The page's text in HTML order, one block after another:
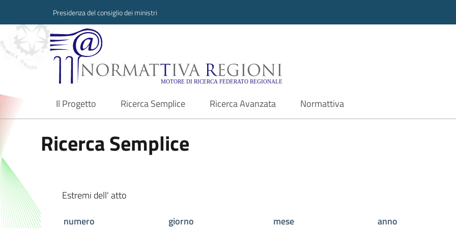
Presidenza del consiglio dei ministri
Normattiva Regioni - Motore di ricerca
Il Progetto
current Ricerca Semplice Ricerca Avanzata Normattiva
Ricerca Semplice
Estremi dell' atto
numero
giorno mese
anno